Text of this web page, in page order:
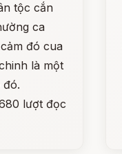
tộc cắn
ca
đó cua
là một
đó.
lượt đọc